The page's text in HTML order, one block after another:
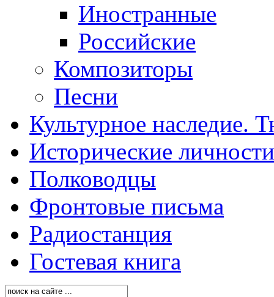
Иностранные
Российские
Композиторы
Песни
Культурное наследие.
Исторические личности
Полководцы
Фронтовые письма
Радиостанция
Гостевая книга